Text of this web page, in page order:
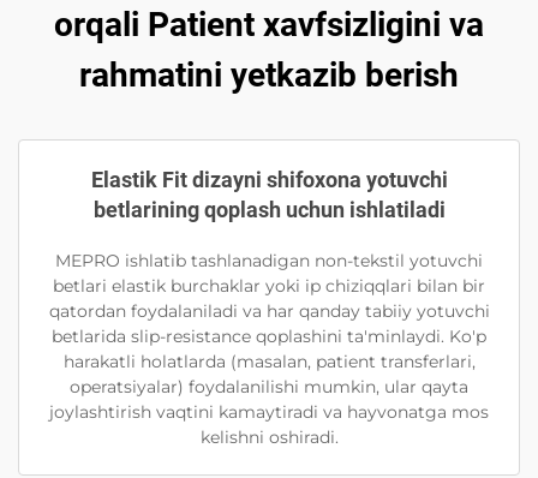
orqali Patient xavfsizligini va
rahmatini yetkazib berish
Elastik Fit dizayni shifoxona yotuvchi
betlarining qoplash uchun ishlatiladi
MEPRO ishlatib tashlanadigan non-tekstil yotuvchi
betlari elastik burchaklar yoki ip chiziqqlari bilan bir
qatordan foydalaniladi va har qanday tabiiy yotuvchi
betlarida slip-resistance qoplashini ta'minlaydi. Ko'p
harakatli holatlarda (masalan, patient transferlari,
operatsiyalar) foydalanilishi mumkin, ular qayta
joylashtirish vaqtini kamaytiradi va hayvonatga mos
kelishni oshiradi.